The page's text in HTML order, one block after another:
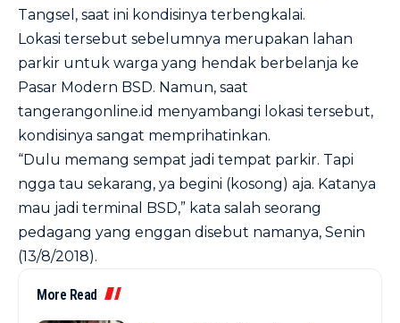
Tangsel, saat ini kondisinya terbengkalai.
Lokasi tersebut sebelumnya merupakan lahan
parkir untuk warga yang hendak berbelanja ke
Pasar Modern BSD. Namun, saat
tangerangonline.id menyambangi lokasi tersebut,
kondisinya sangat memprihatinkan.
“Dulu memang sempat jadi tempat parkir. Tapi
ngga tau sekarang, ya begini (kosong) aja. Katanya
mau jadi terminal BSD,” kata salah seorang
pedagang yang enggan disebut namanya, Senin
(13/8/2018).
More Read